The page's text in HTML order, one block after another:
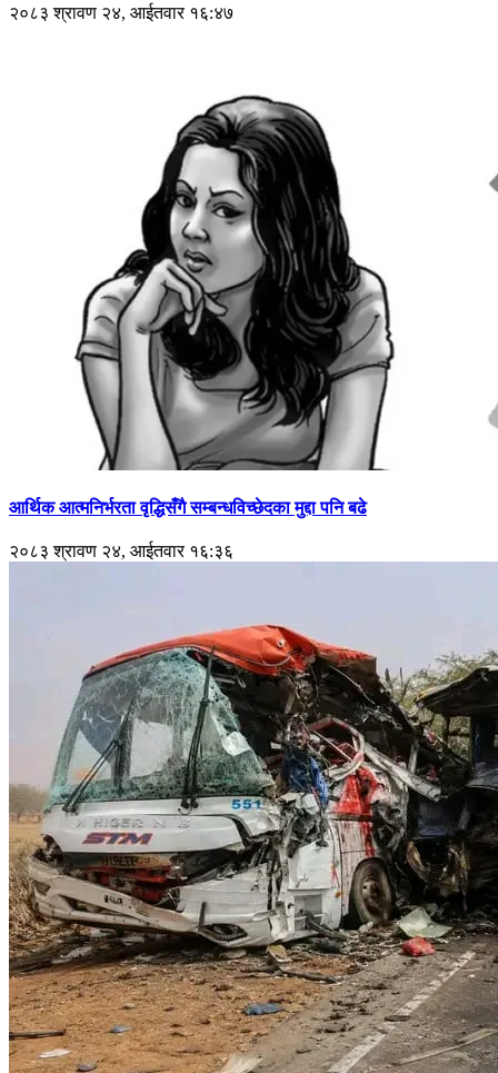
२०८३ श्रावण २४, आईतवार १६:४७
आर्थिक आत्मनिर्भरता वृद्धिसँगै सम्बन्धविच्छेदका मुद्दा पनि बढे
२०८३ श्रावण २४, आईतवार १६:३६